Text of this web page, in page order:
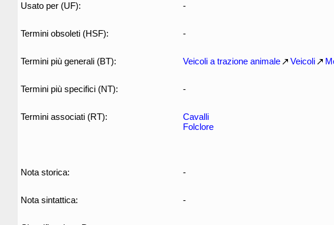
Usato per (UF): -
Termini obsoleti (HSF): -
Termini più generali (BT): Veicoli a trazione animale Veicoli
Termini più specifici (NT): -
Termini associati (RT):
Cavalli
Folclore
Nota storica: -
Nota sintattica: -